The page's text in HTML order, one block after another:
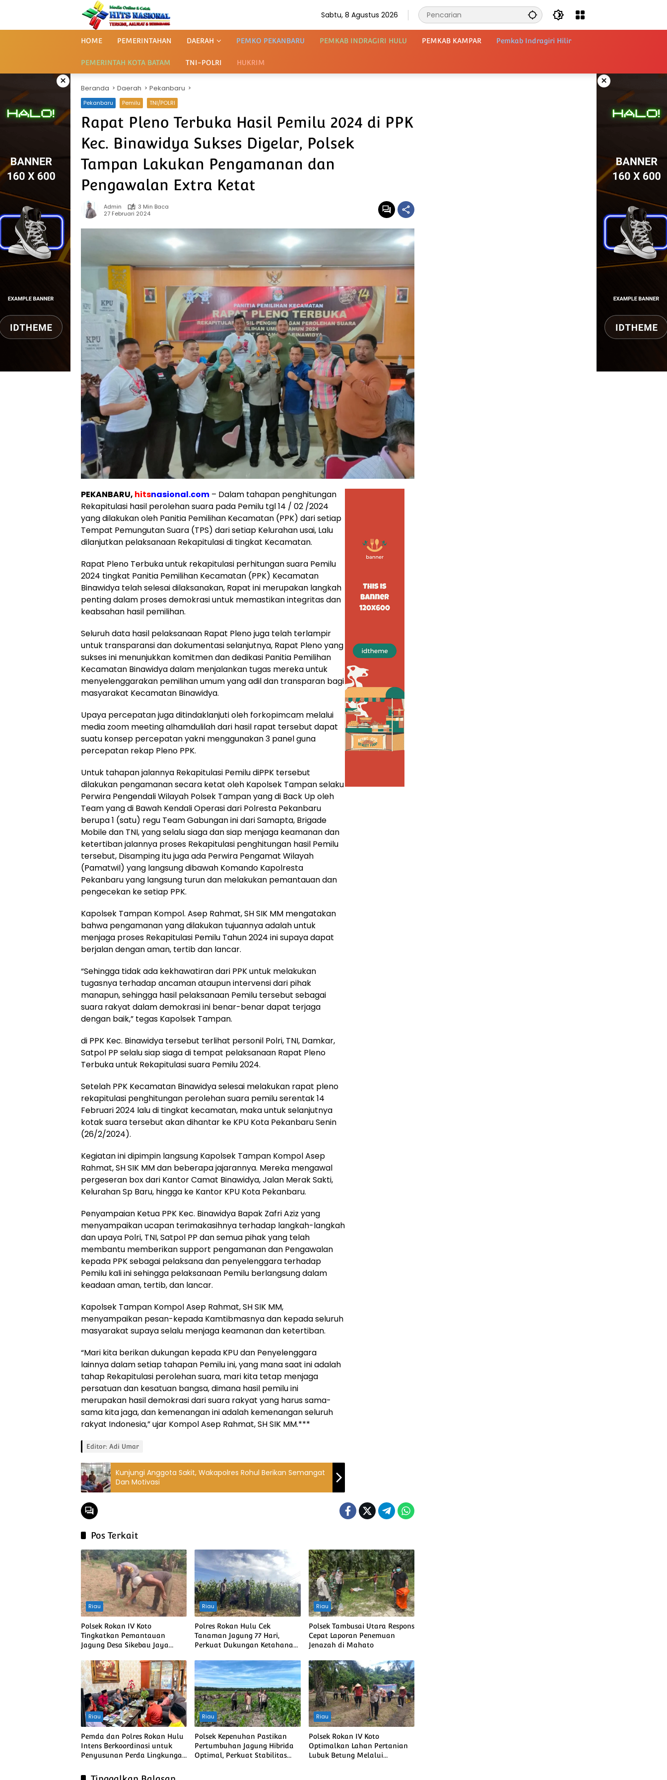
Sabtu, 8 Agustus 2026
HOME PEMERINTAHAN DAERAH PEMKO PEKANBARU PEMKAB INDRAGIRI HULU PEMKAB KAMPAR Pemkab Indragiri Hilir
PEMERINTAH KOTA BATAM TNI-POLRI HUKRIM
× ×
Beranda Daerah Pekanbaru
Pekanbaru Pemilu TNI/POLRI
Rapat Pleno Terbuka Hasil Pemilu 2024 di PPK
Kec. Binawidya Sukses Digelar, Polsek
Tampan Lakukan Pengamanan dan
Pengawalan Extra Ketat
Admin
3 Min Baca
27 Februari 2024
PEKANBARU, hitsnasional.com – Dalam tahapan penghitungan
Rekapitulasi hasil perolehan suara pada Pemilu tgl 14 / 02 /2024
yang dilakukan oleh Panitia Pemilihan Kecamatan (PPK) dari setiap
Tempat Pemungutan Suara (TPS) dari setiap Kelurahan usai, Lalu
dilanjutkan pelaksanaan Rekapitulasi di tingkat Kecamatan.
Rapat Pleno Terbuka untuk rekapitulasi perhitungan suara Pemilu
2024 tingkat Panitia Pemilihan Kecamatan (PPK) Kecamatan
Binawidya telah selesai dilaksanakan, Rapat ini merupakan langkah
penting dalam proses demokrasi untuk memastikan integritas dan
keabsahan hasil pemilihan.
Seluruh data hasil pelaksanaan Rapat Pleno juga telah terlampir
untuk transparansi dan dokumentasi selanjutnya, Rapat Pleno yang
sukses ini menunjukkan komitmen dan dedikasi Panitia Pemilihan
Kecamatan Binawidya dalam menjalankan tugas mereka untuk
menyelenggarakan pemilihan umum yang adil dan transparan bagi
masyarakat Kecamatan Binawidya.
Upaya percepatan juga ditindaklanjuti oleh forkopimcam melalui
media zoom meeting alhamdulilah dari hasil rapat tersebut dapat
suatu konsep percepatan yakni menggunakan 3 panel guna
percepatan rekap Pleno PPK.
Untuk tahapan jalannya Rekapitulasi Pemilu diPPK tersebut
dilakukan pengamanan secara ketat oleh Kapolsek Tampan selaku
Perwira Pengendali Wilayah Polsek Tampan yang di Back Up oleh
Team yang di Bawah Kendali Operasi dari Polresta Pekanbaru
berupa 1 (satu) regu Team Gabungan ini dari Samapta, Brigade
Mobile dan TNI, yang selalu siaga dan siap menjaga keamanan dan
ketertiban jalannya proses Rekapitulasi penghitungan hasil Pemilu
tersebut, Disamping itu juga ada Perwira Pengamat Wilayah
(Pamatwil) yang langsung dibawah Komando Kapolresta
Pekanbaru yang langsung turun dan melakukan pemantauan dan
pengecekan ke setiap PPK.
Kapolsek Tampan Kompol. Asep Rahmat, SH SIK MM mengatakan
bahwa pengamanan yang dilakukan tujuannya adalah untuk
menjaga proses Rekapitulasi Pemilu Tahun 2024 ini supaya dapat
berjalan dengan aman, tertib dan lancar.
“Sehingga tidak ada kekhawatiran dari PPK untuk melakukan
tugasnya terhadap ancaman ataupun intervensi dari pihak
manapun, sehingga hasil pelaksanaan Pemilu tersebut sebagai
suara rakyat dalam demokrasi ini benar-benar dapat terjaga
dengan baik,” tegas Kapolsek Tampan.
di PPK Kec. Binawidya tersebut terlihat personil Polri, TNI, Damkar,
Satpol PP selalu siap siaga di tempat pelaksanaan Rapat Pleno
Terbuka untuk Rekapitulasi suara Pemilu 2024.
Setelah PPK Kecamatan Binawidya selesai melakukan rapat pleno
rekapitulasi penghitungan perolehan suara pemilu serentak 14
Februari 2024 lalu di tingkat kecamatan, maka untuk selanjutnya
kotak suara tersebut akan dihantar ke KPU Kota Pekanbaru Senin
(26/2/2024).
Kegiatan ini dipimpin langsung Kapolsek Tampan Kompol Asep
Rahmat, SH SIK MM dan beberapa jajarannya. Mereka mengawal
pergeseran box dari Kantor Camat Binawidya, Jalan Merak Sakti,
Kelurahan Sp Baru, hingga ke Kantor KPU Kota Pekanbaru.
Penyampaian Ketua PPK Kec. Binawidya Bapak Zafri Aziz yang
menyampaikan ucapan terimakasihnya terhadap langkah-langkah
dan upaya Polri, TNI, Satpol PP dan semua pihak yang telah
membantu memberikan support pengamanan dan Pengawalan
kepada PPK sebagai pelaksana dan penyelenggara terhadap
Pemilu kali ini sehingga pelaksanaan Pemilu berlangsung dalam
keadaan aman, tertib, dan lancar.
Kapolsek Tampan Kompol Asep Rahmat, SH SIK MM,
menyampaikan pesan-kepada Kamtibmasnya dan kepada seluruh
masyarakat supaya selalu menjaga keamanan dan ketertiban.
“Mari kita berikan dukungan kepada KPU dan Penyelenggara
lainnya dalam setiap tahapan Pemilu ini, yang mana saat ini adalah
tahap Rekapitulasi perolehan suara, mari kita tetap menjaga
persatuan dan kesatuan bangsa, dimana hasil pemilu ini
merupakan hasil demokrasi dari suara rakyat yang harus sama-
sama kita jaga, dan kemenangan ini adalah kemenangan seluruh
rakyat Indonesia,” ujar Kompol Asep Rahmat, SH SIK MM.***
Editor: Adi Umar
Kunjungi Anggota Sakit, Wakapolres Rohul Berikan Semangat
Dan Motivasi
Pos Terkait
Riau
Polsek Rokan IV Koto
Tingkatkan Pemantauan
Jagung Desa Sikebau Jaya
Ketahanan Pangan Nasional
Riau
Polres Rokan Hulu Cek
Tanaman Jagung 77 Hari,
Perkuat Dukungan Ketahanan
Riau
Polsek Tambusai Utara Respons
Cepat Laporan Penemuan
Jenazah di Mahato
Riau
Pemda dan Polres Rokan Hulu
Intens Berkoordinasi untuk
Penyusunan Perda Lingkungan
Mendukung Program Green
Riau
Polsek Kepenuhan Pastikan
Pertumbuhan Jagung Hibrida
Optimal, Perkuat Stabilitas
Riau
Polsek Rokan IV Koto
Optimalkan Lahan Pertanian
Lubuk Betung Melalui